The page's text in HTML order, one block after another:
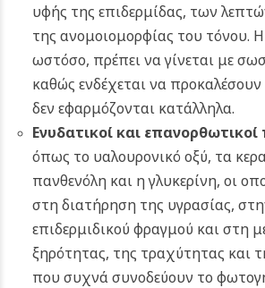
υφής της επιδερμίδας, των
της ανομοιομορφίας του τόνου.
ωστόσο, πρέπει να γίνεται με
καθώς ενδέχεται να προκαλέσουν
δεν εφαρμόζονται κατάλληλα.
Ενυδατικοί και
όπως το υαλουρονικό οξύ, τα
πανθενόλη και η γλυκερίνη, οι
στη διατήρηση της υγρασίας,
επιδερμιδικού φραγμού και στη
ξηρότητας, της τραχύτητας και
που συχνά συνοδεύουν το